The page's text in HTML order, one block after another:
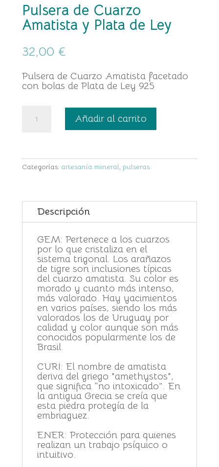
Pulsera de Cuarzo
Amatista y Plata de Ley
32,00 €
Pulsera de Cuarzo Amatista facetado
con bolas de Plata de Ley 925
Plata
de
Añadir al carrito
Categorías: artesanía mineral, pulseras
Descripción
GEM: Pertenece a los cuarzos
por lo que cristaliza en el
sistema trigonal. Los arañazos
de tigre son inclusiones típicas
del cuarzo amatista. Su color es
morado y cuanto más intenso,
más valorado. Hay yacimientos
en varios países, siendo los más
valorados los de Uruguay por
calidad y color aunque son más
conocidos popularmente los de
Brasil.
CURI: El nombre de amatista
deriva del griego "amethystos",
que significa “no intoxicado”. En
la antigua Grecia se creía que
esta piedra protegía de la
embriaguez.
ENER: Protección para quienes
realizan un trabajo psíquico o
intuitivo.